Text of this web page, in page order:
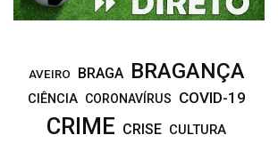
H
AVEIRO BRAGA BRAGANÇA
CIÊNCIA CORONAVÍRUS COVID-19
CRIME CRISE CULTURA